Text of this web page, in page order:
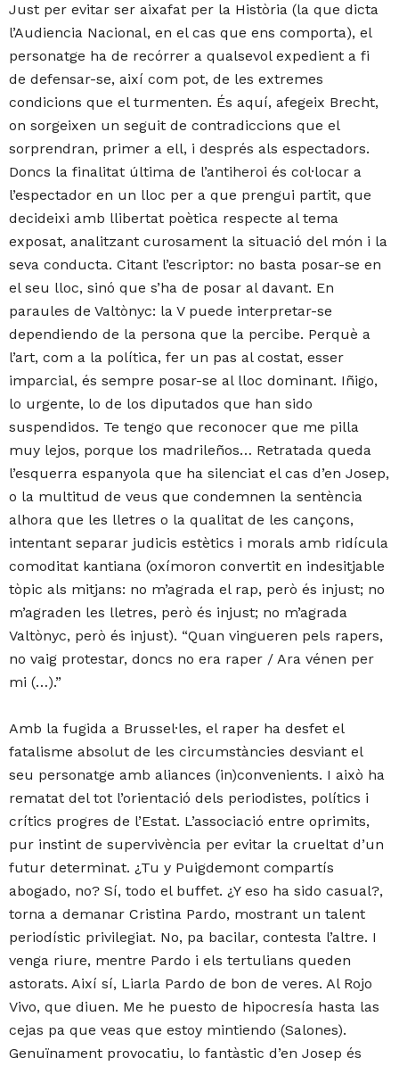
Just per evitar ser aixafat per la Història (la que dicta
l’Audiencia Nacional, en el cas que ens comporta), el
personatge ha de recórrer a qualsevol expedient a fi
de defensar-se, així com pot, de les extremes
condicions que el turmenten. És aquí, afegeix Brecht,
on sorgeixen un seguit de contradiccions que el
sorprendran, primer a ell, i després als espectadors.
Doncs la finalitat última de l’antiheroi és col·locar a
l’espectador en un lloc per a que prengui partit, que
decideixi amb llibertat poètica respecte al tema
exposat, analitzant curosament la situació del món i la
seva conducta. Citant l’escriptor: no basta posar-se en
el seu lloc, sinó que s’ha de posar al davant. En
paraules de Valtònyc: la V puede interpretar-se
dependiendo de la persona que la percibe. Perquè a
l’art, com a la política, fer un pas al costat, esser
imparcial, és sempre posar-se al lloc dominant. Iñigo,
lo urgente, lo de los diputados que han sido
suspendidos. Te tengo que reconocer que me pilla
muy lejos, porque los madrileños… Retratada queda
l’esquerra espanyola que ha silenciat el cas d’en Josep,
o la multitud de veus que condemnen la sentència
alhora que les lletres o la qualitat de les cançons,
intentant separar judicis estètics i morals amb ridícula
comoditat kantiana (oxímoron convertit en indesitjable
tòpic als mitjans: no m’agrada el rap, però és injust; no
m’agraden les lletres, però és injust; no m’agrada
Valtònyc, però és injust). “Quan vingueren pels rapers,
no vaig protestar, doncs no era raper / Ara vénen per
mi (…).”
Amb la fugida a Brussel·les, el raper ha desfet el
fatalisme absolut de les circumstàncies desviant el
seu personatge amb aliances (in)convenients. I això ha
rematat del tot l’orientació dels periodistes, polítics i
crítics progres de l’Estat. L’associació entre oprimits,
pur instint de supervivència per evitar la crueltat d’un
futur determinat. ¿Tu y Puigdemont compartís
abogado, no? Sí, todo el buffet. ¿Y eso ha sido casual?,
torna a demanar Cristina Pardo, mostrant un talent
periodístic privilegiat. No, pa bacilar, contesta l’altre. I
venga riure, mentre Pardo i els tertulians queden
astorats. Així sí, Liarla Pardo de bon de veres. Al Rojo
Vivo, que diuen. Me he puesto de hipocresía hasta las
cejas pa que veas que estoy mintiendo (Salones).
Genuïnament provocatiu, lo fantàstic d’en Josep és